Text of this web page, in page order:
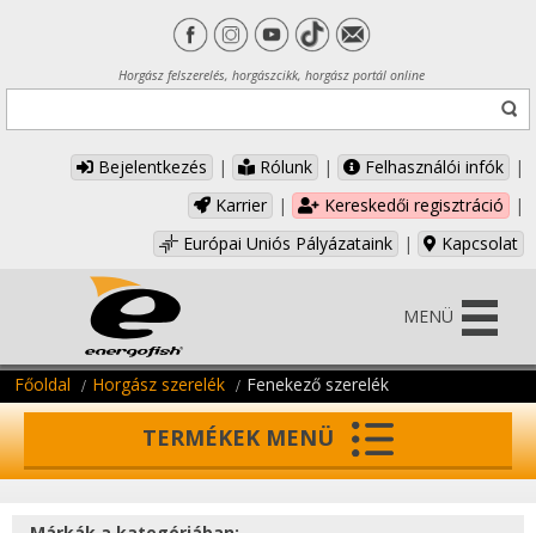
Horgász felszerelés, horgászcikk, horgász portál online
Bejelentkezés | Rólunk | Felhasználói infók
|
Karrier
| Kereskedői regisztráció
|
Európai Uniós Pályázataink
| Kapcsolat
MENÜ
Főoldal Horgász szerelék Fenekező szerelék
TERMÉKEK MENÜ